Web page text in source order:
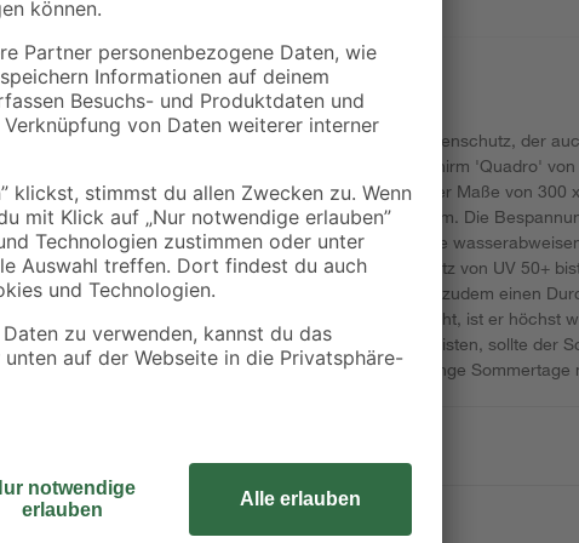
Bist du auf der Suche nach einem stabilen Sonnenschutz, der
die Stellung hält? Dann hol dir jetzt den Marktschirm 'Quadro'
Leute finden unter ihm bequem Platz, dank seiner Maße von 300
im aufgespannten Zustand eine Höhe von 295 cm. Die
überzeugt durch ihre quadratische Form und ihre
beständigen Eigenschaften. Durch den UV-Schutz von UV 50+
Sonneneinstrahlung sicher. Der Schirmmast hat zudem einen
Da er aus pulverbeschichtetem Aluminium besteht, ist er höchst
langlebig. Um einen sicheren Stand zu gewährleisten, sollte der
weniger als 55 kg wiegen. Rüste dich jetzt für lange Sommertage